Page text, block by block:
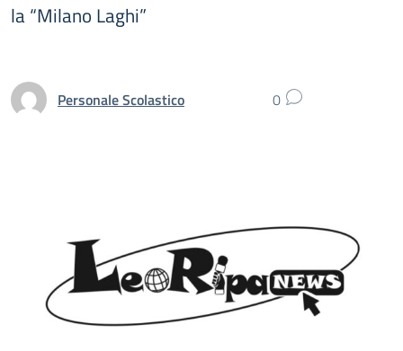
la “Milano Laghi”
Personale Scolastico 0